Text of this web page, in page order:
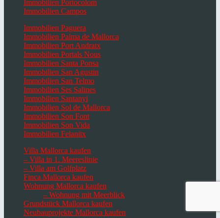
Immobilien Portocolom
Immobilien Campos
Immobilien Paguera
Immobilien Palma de Mallorca
Immobilien Port Andratx
Immobilien Portals Nous
Immobilien Santa Ponsa
Immobilien San Agustin
Immobilien San Telmo
Immobilien Ses Salines
Immobilien Santanyi
Immobilien Sol de Mallorca
Immobilien Son Font
Immobilien Son Vida
Immobilien Felanitx
Villa Mallorca kaufen
– Villa in 1. Meereslinie
– Villa am Golfplatz
Finca Mallorca kaufen
Wohnung Mallorca kaufen
– Wohnung mit Meerblick
Grundstück Mallorca kaufen
Neubauprojekte Mallorca kaufen